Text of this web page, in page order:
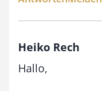
Heiko Rech
Hallo,